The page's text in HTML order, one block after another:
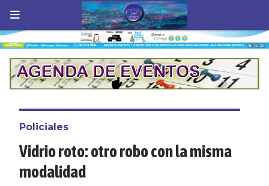
Vidrio roto: otro robo con la misma
modalidad
Policiales